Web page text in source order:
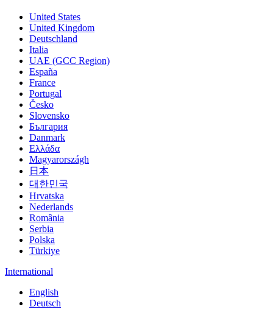
United States
United Kingdom
Deutschland
Italia
UAE (GCC Region)
España
France
Portugal
Česko
Slovensko
България
Danmark
Ελλάδα
Magyarországh
日本
대한민국
Hrvatska
Nederlands
România
Serbia
Polska
Türkiye
International
English
Deutsch